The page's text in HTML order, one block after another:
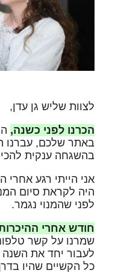
לצוות שליש גן עדן,
הכרנו לפני כשנה,
באתר שלכם, עברנו
בהשגחה ענקית
אני הייתי רגע אחרי
היה לקראת סיום
לפני שהמנוי נגמר.
חודש אחרי
שמרנו על קשר
לעבור יחד את
כל הקשיים שהיו